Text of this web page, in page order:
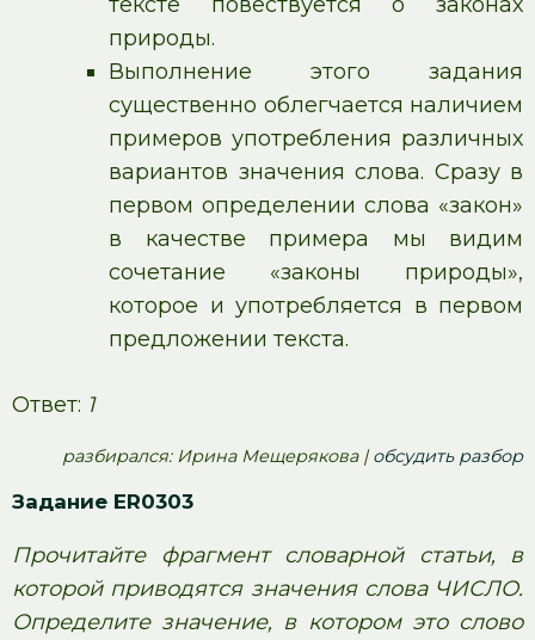
природы.
Выполнение этого задания
существенно облегчается наличием
примеров употребления различных
вариантов значения слова. Сразу в
первом определении слова «закон»
в качестве примера мы видим
сочетание «законы природы»,
которое и употребляется в первом
предложении текста.
Ответ: 1
pазбирался: Ирина Мещерякова |обсудить разбор
Задание ER0303
Прочитайте фрагмент словарной статьи, в
которой приводятся значения слова ЧИСЛО.
Определите значение, в котором это слово